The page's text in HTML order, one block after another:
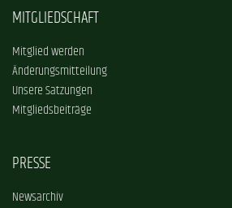
MITGLIEDSCHAFT
Mitglied werden
Änderungsmitteilung
Unsere Satzungen
Mitgliedsbeiträge
PRESSE
Newsarchiv